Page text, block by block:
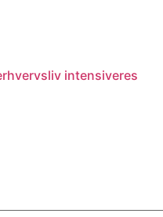
intensiveres